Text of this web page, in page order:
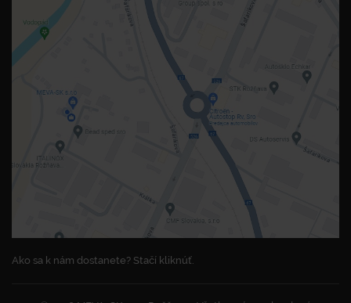
Ako sa k nám dostanete? Stačí kliknúť.